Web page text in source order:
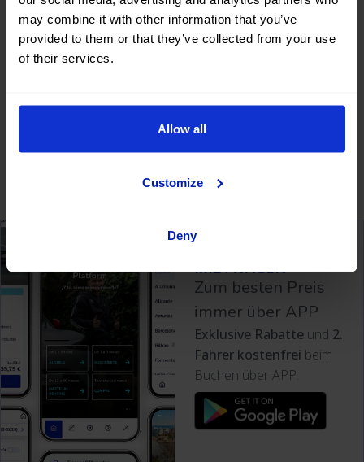
may combine it with other information that you’ve
provided to them or that they’ve collected from your use
of their services.
Allow all
Customize
Deny
Mieten, fahren, genießen
MIETWAGEN
Zum besten Preis
immer über APP
Exklusive Rabatte und 2.
Fahrer kostenfrei beim
Buchen über APP.